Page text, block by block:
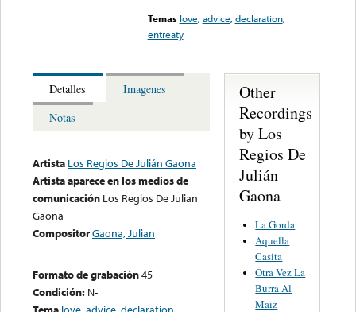
Temas love,advice,declaration,
entreaty
Detalles
Imagenes
Notas
Artista Los Regios De Julián Gaona
Artista aparece en los medios de
comunicación Los Regios De Julian
Gaona
CompositorGaona, Julian
Formato de grabación45
Condición: N-
Other
Recordings
by Los
Regios De
Julián
Gaona
La Gorda
Aquella
Casita
Otra Vez La
Burra Al
Maiz